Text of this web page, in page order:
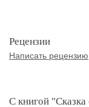
Рецензии
Написать рецензию
С книгой